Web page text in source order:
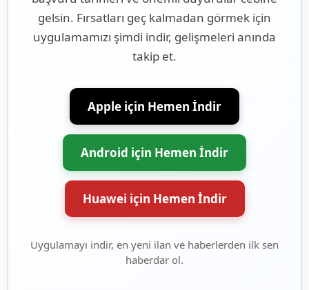
gelsin. Fırsatları geç kalmadan görmek için
uygulamamızı şimdi indir, gelişmeleri anında
takip et.
Apple için Hemen İndir
Android için Hemen İndir
Huawei için Hemen İndir
Uygulamayı indir, en yeni ilan ve haberlerden ilk sen
haberdar ol.